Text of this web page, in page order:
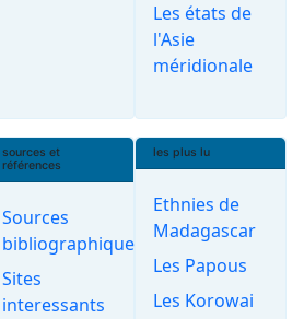
Les états de
l'Asie
méridionale
sources et
références
Sources
bibliographiques
Sites
interessants
les plus lu
Ethnies de
Madagascar
Les Papous
Les Korowai